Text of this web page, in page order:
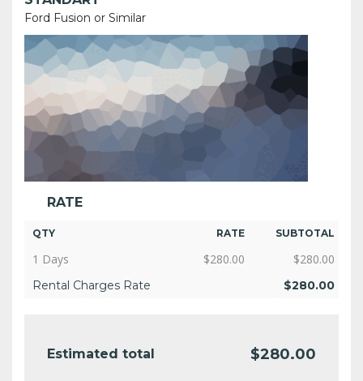
Ford Fusion or Similar
RATE
QTY RATE SUBTOTAL
1 Days $280.00 $280.00
Rental Charges Rate $280.00
Estimated total $280.00